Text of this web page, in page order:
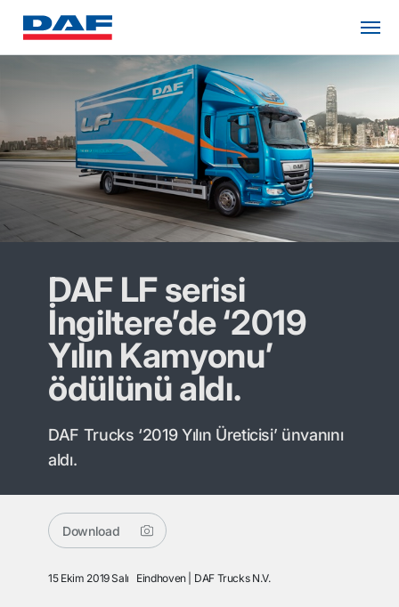
DAF LF serisi
İngiltere’de ‘2019
Yılın Kamyonu’
ödülünü aldı.
DAF Trucks ‘2019 Yılın Üreticisi’ ünvanını
aldı.
Download
15 Ekim 2019 Salı Eindhoven DAF Trucks N.V.